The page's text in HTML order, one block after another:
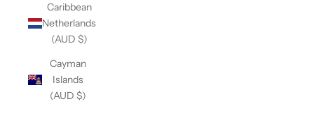
Caribbean
Netherlands
(AUD $)
Cayman
Islands
(AUD $)